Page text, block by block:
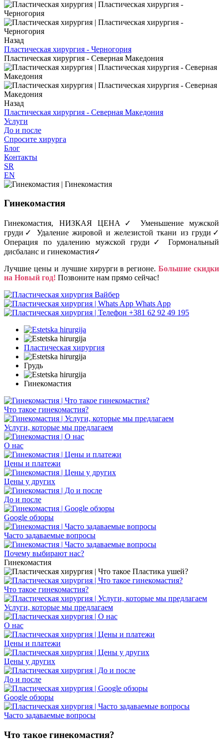
Назад
Пластическая хирургия - Черногория
Пластическая хирургия - Северная Македония
Назад
Пластическая хирургия - Северная Македония
Услуги
До и после
Спросите хирурга
Блог
Контакты
SR
EN
Гинекомастия
Гинекомастия, НИЗКАЯ ЦЕНА✓ Уменьшение мужской
груди✓ Удаление жировой и железистой ткани из груди✓
Операция по удалению мужской груди✓ Гормональный
дисбаланс и гинекомастия✓
Лучшие цены и лучшие хирурги в регионе.Большие скидки
на Новый год! Позвоните нам прямо сейчас!
Вайбер
Whats App
+381 62 92 49 195
Пластическая хирургия
Грудь
Гинекомастия
Что такое гинекомастия?
Услуги, которые мы предлагаем
О нас
Цены и платежи
Цены у других
До и после
Google обзоры
Часто задаваемые вопросы
Почему выбирают нас?
Гинекомастия
Что такое гинекомастия?
Услуги, которые мы предлагаем
О нас
Цены и платежи
Цены у других
До и после
Google обзоры
Часто задаваемые вопросы
Что такое гинекомастия?